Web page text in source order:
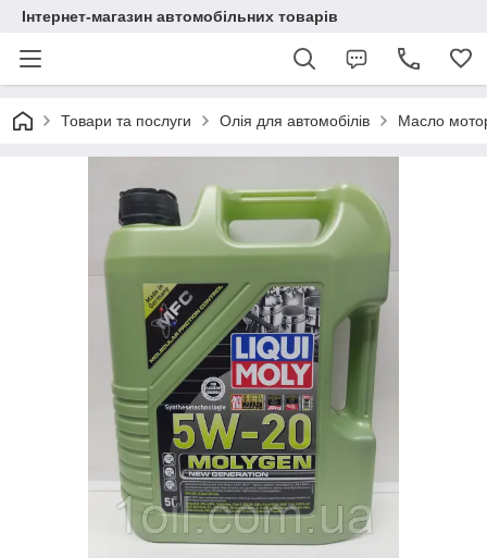
Інтернет-магазин автомобільних товарів
Товари та послуги Олія для автомобілів Масло